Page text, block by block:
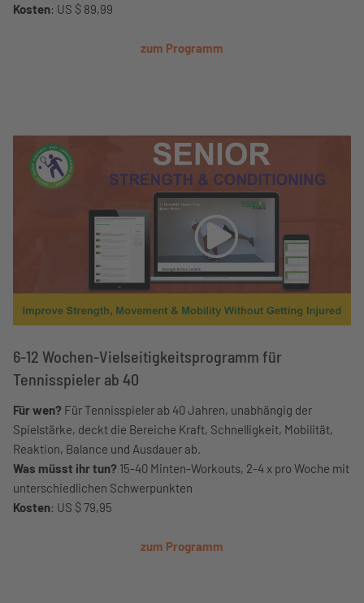
Kosten: US $ 89,99
zum Programm
6-12 Wochen-Vielseitigkeitsprogramm für
Tennisspieler ab 40
Für wen? Für Tennisspieler ab 40 Jahren, unabhängig der
Spielstärke, deckt die Bereiche Kraft, Schnelligkeit, Mobilität,
Reaktion, Balance und Ausdauer ab.
Was müsst ihr tun? 15-40 Minten-Workouts, 2-4 x pro Woche mit
unterschiedlichen Schwerpunkten
Kosten: US $ 79,95
zum Programm